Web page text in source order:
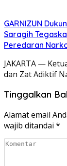
GARNIZUN
Saragih
Peredaran
JAKARTA —
dan Zat Adiktif
Tinggalkan
Alamat email
wajib ditandai *